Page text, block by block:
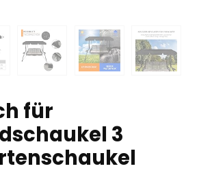
für
3